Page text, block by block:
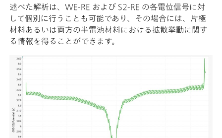
述べた解析は、WE-RE および S2-RE の各電位信号に対
して個別に行うことも可能であり、その場合には、片極
材料あるいは両方の半電池材料における拡散挙動に関す
る情報を得ることができます。